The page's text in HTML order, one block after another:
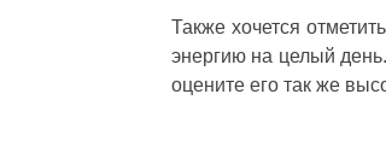
Также хочется
энергию на целый
оцените его так же